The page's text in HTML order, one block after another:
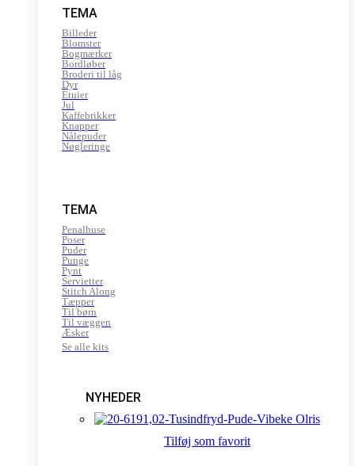
TEMA
Billeder
Blomster
Bogmærker
Bordløber
Broderi til låg
Dyr
Etuier
Jul
Kaffebrikker
Knapper
Nålepuder
Nøgleringe
TEMA
Penalhuse
Poser
Puder
Punge
Pynt
Servietter
Stitch Along
Tæpper
Til børn
Til væggen
Æsker
Se alle kits
NYHEDER
Tilføj som favorit